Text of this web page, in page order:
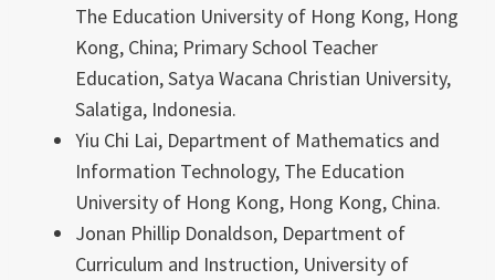
The Education University of Hong Kong, Hong
Kong, China; Primary School Teacher
Education, Satya Wacana Christian University,
Salatiga, Indonesia.
Yiu Chi Lai, Department of Mathematics and
Information Technology, The Education
University of Hong Kong, Hong Kong, China.
Jonan Phillip Donaldson, Department of
Curriculum and Instruction, University of